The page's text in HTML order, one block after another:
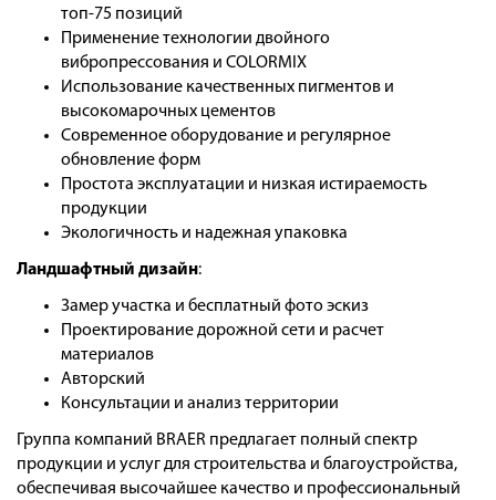
топ-75 позиций
Применение технологии двойного
вибропрессования и COLORMIX
Использование качественных пигментов и
высокомарочных цементов
Современное оборудование и регулярное
обновление форм
Простота эксплуатации и низкая истираемость
продукции
Экологичность и надежная упаковка
Ландшафтный дизайн:
Замер участка и бесплатный фото эскиз
Проектирование дорожной сети и расчет
материалов
Авторский
Консультации и анализ территории
Группа компаний BRAER предлагает полный спектр
продукции и услуг для строительства и благоустройства,
обеспечивая высочайшее качество и профессиональный